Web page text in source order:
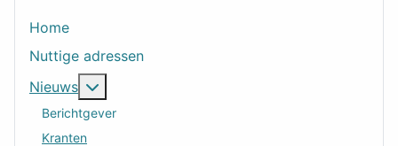
Home
Nuttige adressen
Nieuws
Berichtgever
Kranten